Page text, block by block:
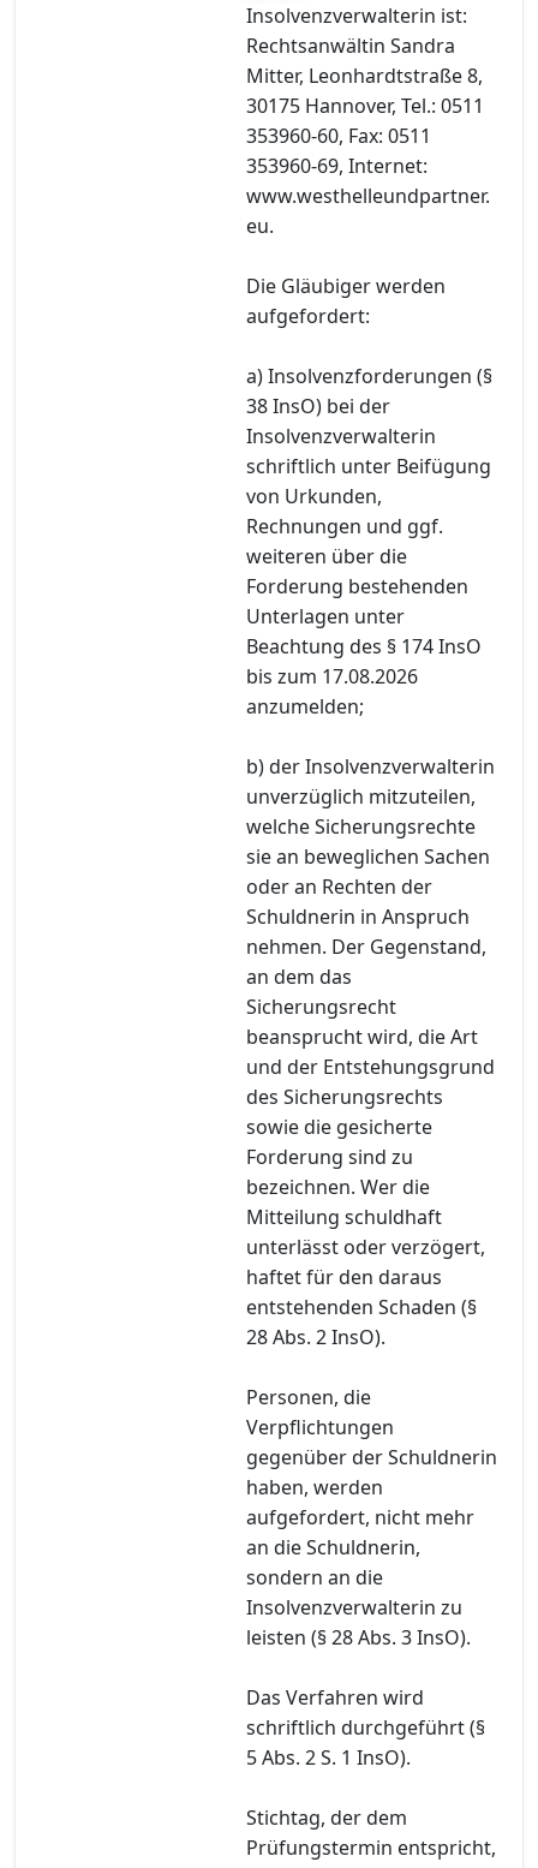
Insolvenzverwalterin ist:
Rechtsanwältin Sandra
Mitter, Leonhardtstraße 8,
30175 Hannover, Tel.: 0511
353960-60, Fax: 0511
353960-69, Internet:
www.westhelleundpartner.
eu.
Die Gläubiger werden
aufgefordert:
a) Insolvenzforderungen (§
38 InsO) bei der
Insolvenzverwalterin
schriftlich unter Beifügung
von Urkunden,
Rechnungen und ggf.
weiteren über die
Forderung bestehenden
Unterlagen unter
Beachtung des § 174 InsO
bis zum 17.08.2026
anzumelden;
b) der Insolvenzverwalterin
unverzüglich mitzuteilen,
welche Sicherungsrechte
sie an beweglichen Sachen
oder an Rechten der
Schuldnerin in Anspruch
nehmen. Der Gegenstand,
an dem das
Sicherungsrecht
beansprucht wird, die Art
und der Entstehungsgrund
des Sicherungsrechts
sowie die gesicherte
Forderung sind zu
bezeichnen. Wer die
Mitteilung schuldhaft
unterlässt oder verzögert,
haftet für den daraus
entstehenden Schaden (§
28 Abs. 2 InsO).
Personen, die
Verpflichtungen
gegenüber der Schuldnerin
haben, werden
aufgefordert, nicht mehr
an die Schuldnerin,
sondern an die
Insolvenzverwalterin zu
leisten (§ 28 Abs. 3 InsO).
Das Verfahren wird
schriftlich durchgeführt (§
5 Abs. 2 S. 1 InsO).
Stichtag, der dem
Prüfungstermin entspricht,